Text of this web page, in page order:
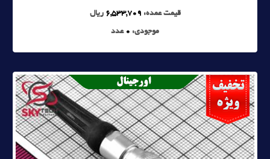
قیمت عمده: 6,533,709 ریال
موجودی: 0 عدد